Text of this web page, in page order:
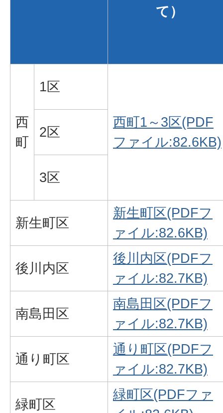
て）
西
町
1区
西町1～3区(PDF
ファイル:82.6KB)
2区
3区
新生町区
新生町区(PDFフ
ァイル:82.6KB)
後川内区
後川内区(PDFフ
ァイル:82.7KB)
南島田区
南島田区(PDFフ
ァイル:82.7KB)
通り町区
通り町区(PDFフ
ァイル:82.7KB)
緑町区
緑町区(PDFファ